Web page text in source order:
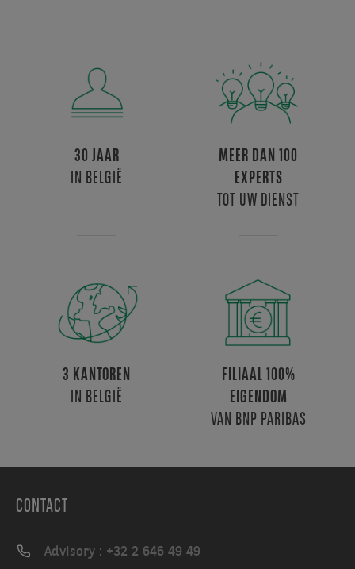
30 JAAR
IN BELGIË
MEER DAN 100
EXPERTS
TOT UW DIENST
3 KANTOREN
IN BELGIË
FILIAAL 100%
EIGENDOM
VAN BNP PARIBAS
CONTACT
Advisory : +32 2 646 49 49